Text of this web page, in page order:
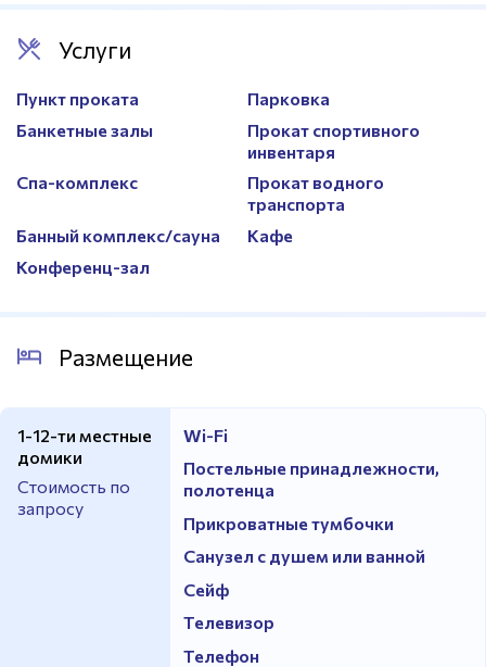
Услуги
Пункт проката
Парковка
Банкетные залы
Прокат спортивного
инвентаря
Спа-комплекс
Прокат водного
транспорта
Банный комплекс/сауна
Кафе
Конференц-зал
Размещение
1-12-ти местные
домики
Стоимость по
запросу
Wi-Fi
Постельные принадлежности,
полотенца
Прикроватные тумбочки
Санузел с душем или ванной
Сейф
Телевизор
Телефон